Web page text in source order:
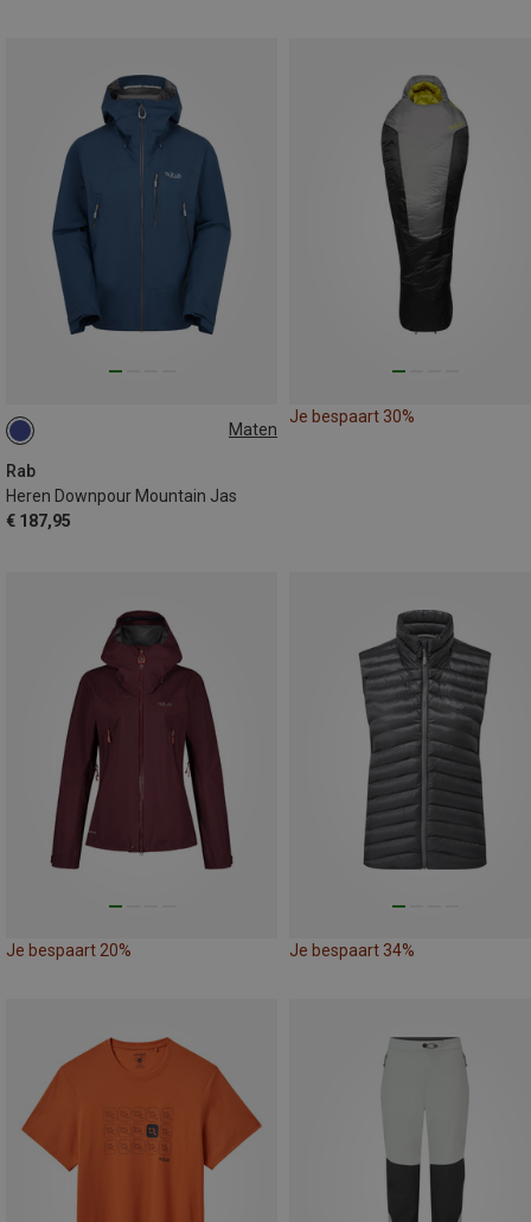
Maten
Rab
Heren Downpour Mountain Jas
€ 187,95
XXL
Je bespaart 30%
Je bespaart 20% Je bespaart 34%